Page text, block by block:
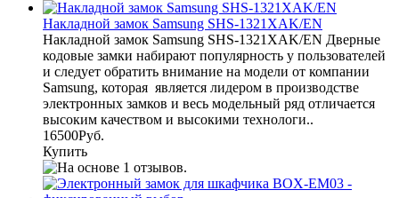
Накладной замок Samsung SHS-1321XAK/EN
Накладной замок Samsung SHS-1321XAK/EN Дверные
кодовые замки набирают популярность у пользователей
и следует обратить внимание на модели от компании
Samsung, которая является лидером в производстве
электронных замков и весь модельный ряд отличается
высоким качеством и высокими технологи..
16500Руб.
Купить